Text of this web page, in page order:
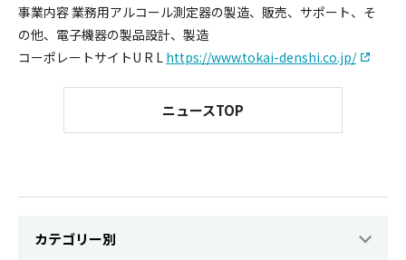
事業内容 業務用アルコール測定器の製造、販売、サポート、そ
の他、電子機器の製品設計、製造
コーポレートサイトU R L https://www.tokai-denshi.co.jp/
ニュースTOP